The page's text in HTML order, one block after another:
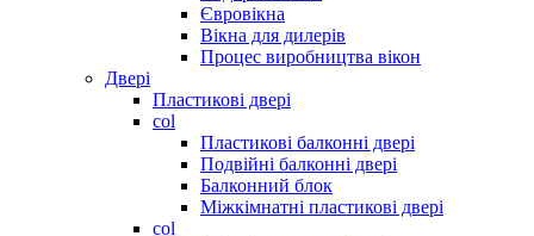
Євровікна
Вікна для дилерів
Процес виробництва вікон
Двері
Пластикові двері
col
Пластикові балконні двері
Подвійні балконні двері
Балконний блок
Міжкімнатні пластикові двері
col